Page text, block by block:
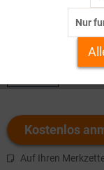
Welchen
Kostenlos
Auf Ihren
Personalisierung
Service
Nur